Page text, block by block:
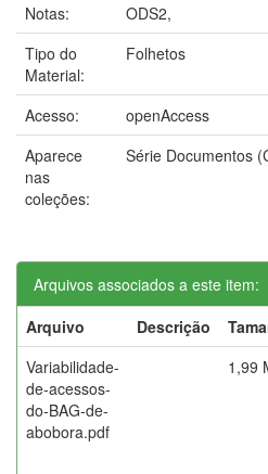
Notas:
ODS2,
Tipo do
Material:
Folhetos
Acesso:
openAccess
Aparece
nas
coleções:
Série Documentos
Arquivos associados a este item:
Arquivo
Descrição
Variabilidade-
de-acessos-
do-BAG-de-
abobora.pdf
1,99